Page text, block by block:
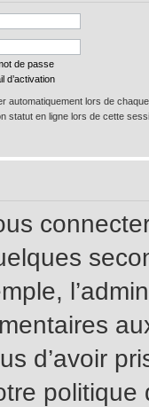
de passe
d’activation
automatiquement lors de
statut en ligne lors de cette
d’avoir